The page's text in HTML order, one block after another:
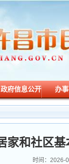
政府信息公开 办
家和社区
时间：